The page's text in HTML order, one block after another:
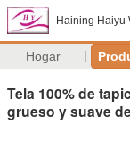
Haining Haiyu
Hogar
Tela 100% de
grueso y suave